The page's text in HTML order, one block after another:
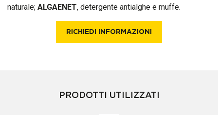
naturale; ALGAENET, detergente antialghe e muffe.
RICHIEDI INFORMAZIONI
PRODOTTI UTILIZZATI